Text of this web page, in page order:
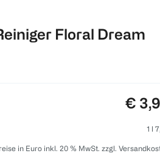
Floral Dream
€
1 l
in Euro inkl. 20 % MwSt. zzgl.